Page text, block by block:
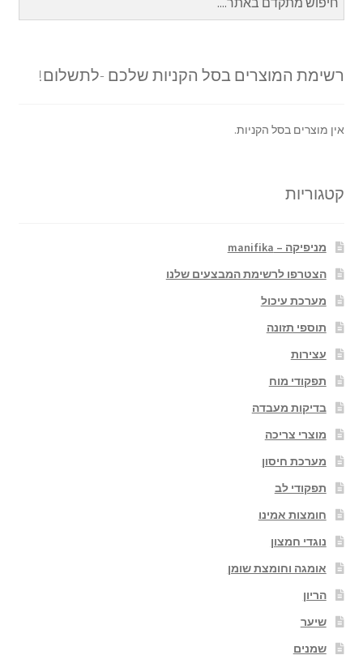
רשימת המוצרים בסל הקניות שלכם -לתשלום!
אין מוצרים בסל הקניות.
קטגוריות
מניפיקה – manifika
הצטרפו לרשימת המבצעים שלנו
מערכת עיכול
תוספי תזונה
עצירות
תפקודי מוח
בדיקות מעבדה
מוצרי צריכה
מערכת חיסון
תפקודי לב
חומצות אמינו
נוגדי חמצון
אומגה וחומצת שומן
הריון
שיער
שמנים